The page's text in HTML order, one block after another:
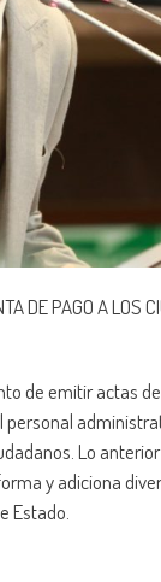
DE PAGO A LOS
de emitir actas
Lo
y adiciona
Estado.